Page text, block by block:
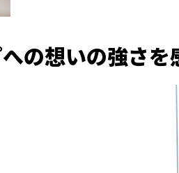
の想いの強さを